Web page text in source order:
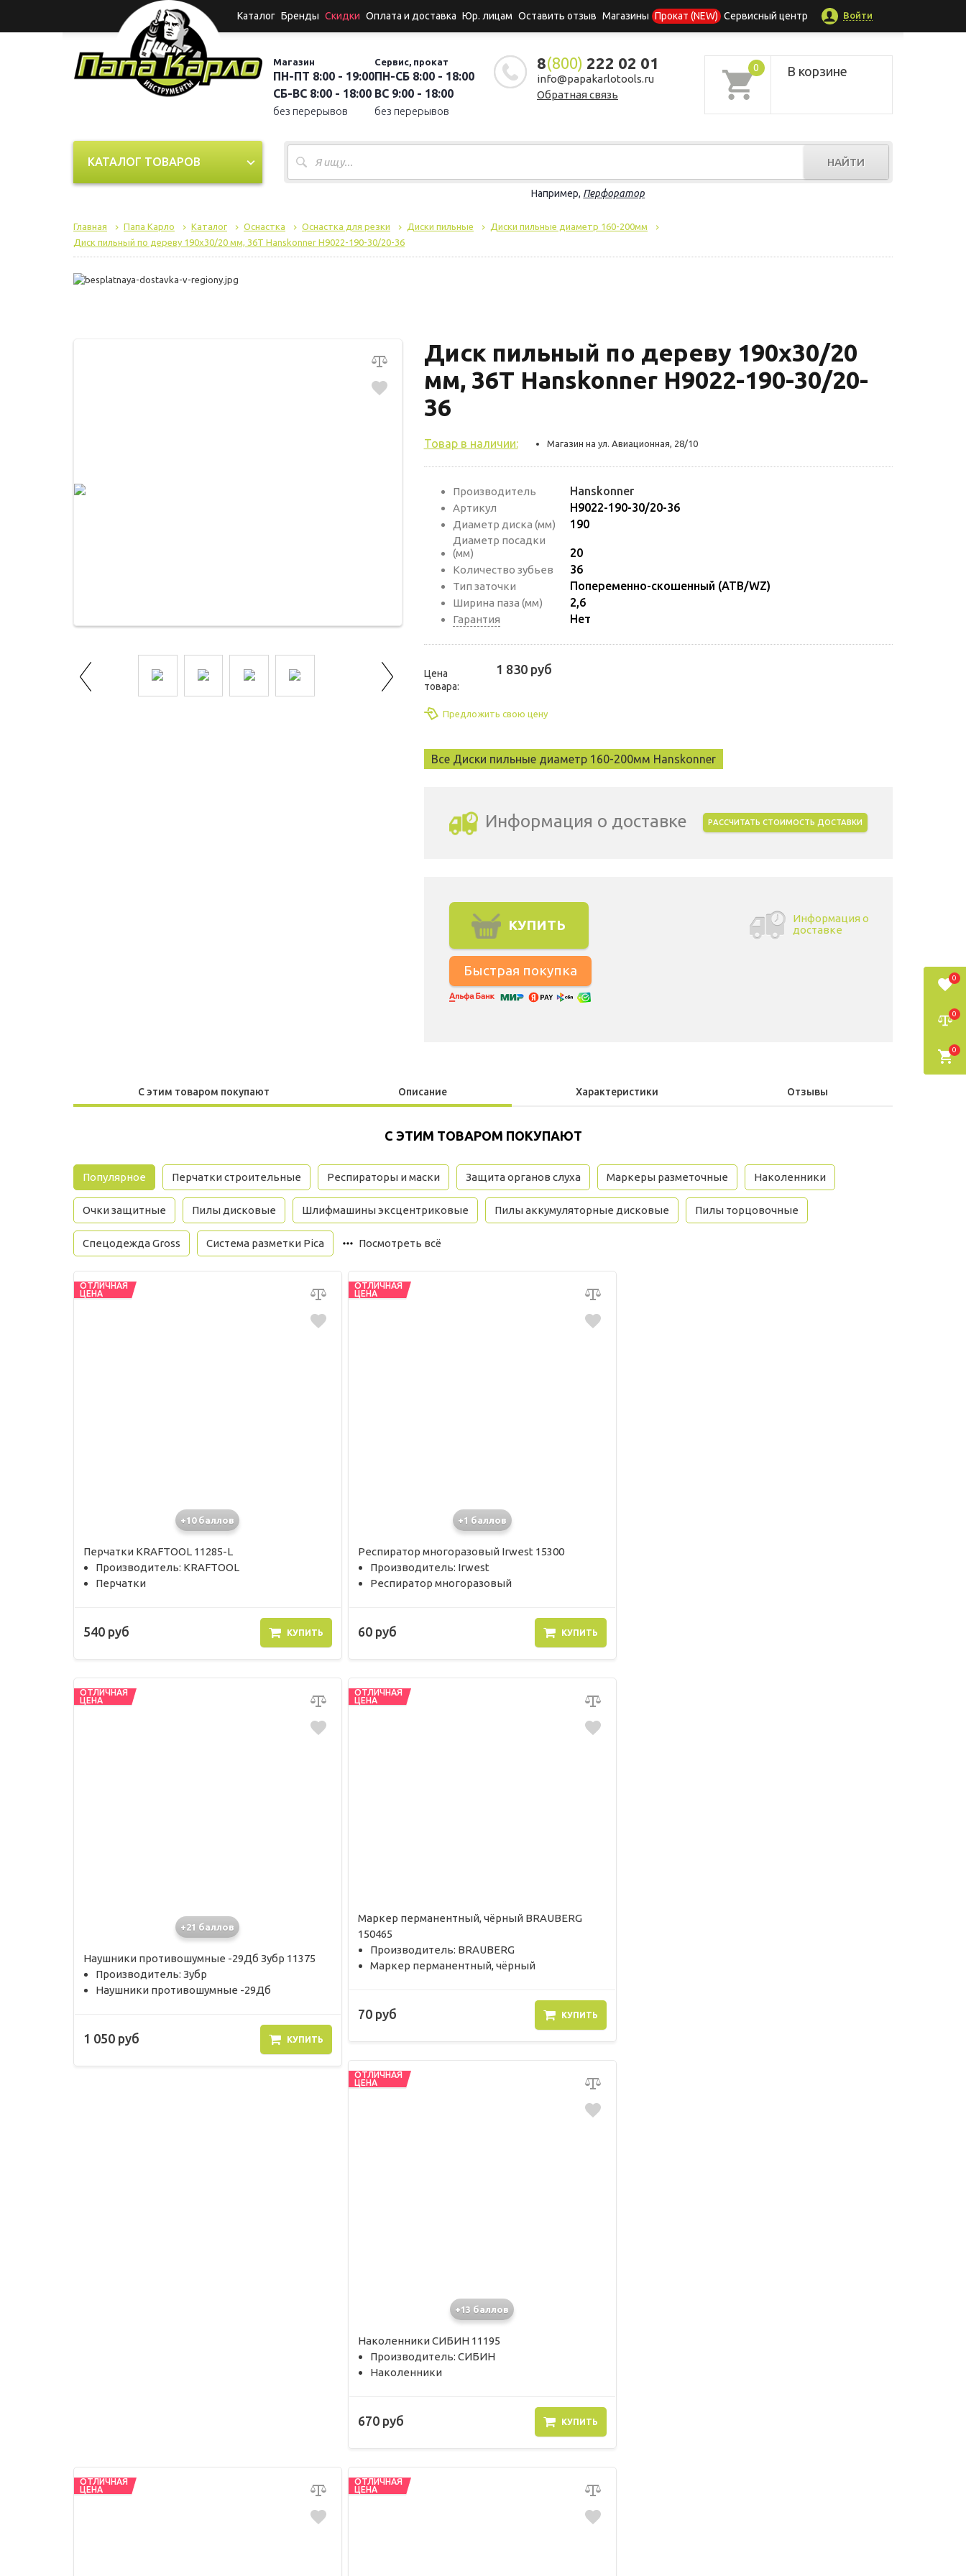
Каталог Бренды Скидки Оплата и доставка Юр. лицам Оставить отзыв Магазины Прокат (NEW) Сервисный центр Войти
Магазин
ПН-ПТ 8:00 - 19:00
СБ-ВС 8:00 - 18:00
без перерывов
Сервис, прокат
ПН-СБ 8:00 - 18:00
ВС 9:00 - 18:00
без перерывов
8(800) 222 02 01
info@papakarlotools.ru
Обратная связь
0 В корзине
НАЙТИ
Например, Перфоратор
КАТАЛОГ ТОВАРОВ
Главная Папа Карло Каталог Оснастка Оснастка для резки Диски пильные
Диски пильные диаметр 160-200мм
Диск пильный по дереву 190х30/20 мм, 36Т Hanskonner H9022-190-30/20-36
Диск пильный по дереву 190х30/20
мм, 36Т Hanskonner H9022-190-30/20-
36
Товар в наличии: Магазин на ул. Авиационная, 28/10
Производитель Hanskonner
Артикул H9022-190-30/20-36
Диаметр диска (мм) 190
Диаметр посадки
(мм)
20
Количество зубьев 36
Тип заточки Попеременно-скошенный (ATB/WZ)
Ширина паза (мм) 2,6
Гарантия Нет
Цена
товара:
1 830 руб
Предложить свою цену
Все Диски пильные диаметр 160-200мм Hanskonner
Информация о доставке РАССЧИТАТЬ СТОИМОСТЬ ДОСТАВКИ
КУПИТЬ
Информация о
доставке
С этим товаром покупают Описание Характеристики Отзывы
С ЭТИМ ТОВАРОМ ПОКУПАЮТ
Популярное Перчатки строительные Респираторы и маски Защита органов слуха Маркеры разметочные Наколенники
Очки защитные Пилы дисковые Шлифмашины эксцентриковые Пилы аккумуляторные дисковые Пилы торцовочные
Спецодежда Gross Система разметки Pica Посмотреть всё
ОТЛИЧНАЯ
ЦЕНА
+10 баллов
Перчатки KRAFTOOL 11285-L
Производитель: KRAFTOOL
Перчатки
540 руб КУПИТЬ
ОТЛИЧНАЯ
ЦЕНА
+1 баллов
Респиратор многоразовый Irwest 15300
Производитель: Irwest
Респиратор многоразовый
60 руб КУПИТЬ
ОТЛИЧНАЯ
ЦЕНА
+21 баллов
Наушники противошумные -29Дб Зубр 11375
Производитель: Зубр
Наушники противошумные -29Дб
1 050 руб КУПИТЬ
ОТЛИЧНАЯ
ЦЕНА
Маркер перманентный, чёрный BRAUBERG
150465
Производитель: BRAUBERG
Маркер перманентный, чёрный
70 руб КУПИТЬ
ОТЛИЧНАЯ
ЦЕНА
+13 баллов
Наколенники СИБИН 11195
Производитель: СИБИН
Наколенники
670 руб КУПИТЬ
ОТЛИЧНАЯ
ЦЕНА
ОТЛИЧНАЯ
ЦЕНА
0
0
0